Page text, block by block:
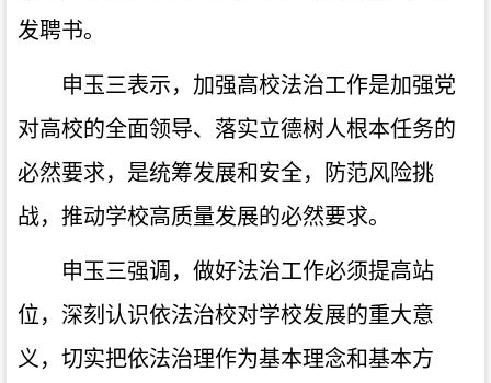
发聘书。
申玉三表示，加强高校法治工作是加强党
对高校的全面领导、落实立德树人根本任务的
必然要求，是统筹发展和安全，防范风险挑
战，推动学校高质量发展的必然要求。
申玉三强调，做好法治工作必须提高站
位，深刻认识依法治校对学校发展的重大意
义，切实把依法治理作为基本理念和基本方